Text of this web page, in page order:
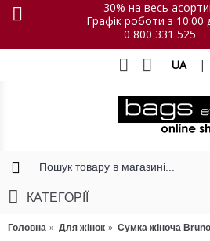
-30% на весь
Графік роботи з 10:00
0 800 331 525
UA |
КАТЕГОРІЇ
Головна Для жінок Сумка жіноча